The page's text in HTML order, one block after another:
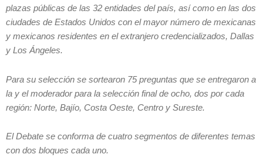
plazas públicas de las 32 entidades del país, así como en las dos
ciudades de Estados Unidos con el mayor número de mexicanas
y mexicanos residentes en el extranjero credencializados, Dallas
y Los Ángeles.
Para su selección se sortearon 75 preguntas que se entregaron a
la y el moderador para la selección final de ocho, dos por cada
región: Norte, Bajío, Costa Oeste, Centro y Sureste.
El Debate se conforma de cuatro segmentos de diferentes temas
con dos bloques cada uno.